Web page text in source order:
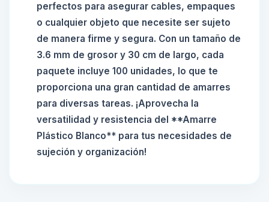
perfectos para asegurar cables, empaques
o cualquier objeto que necesite ser sujeto
de manera firme y segura. Con un tamaño de
3.6 mm de grosor y 30 cm de largo, cada
paquete incluye 100 unidades, lo que te
proporciona una gran cantidad de amarres
para diversas tareas. ¡Aprovecha la
versatilidad y resistencia del **Amarre
Plástico Blanco** para tus necesidades de
sujeción y organización!